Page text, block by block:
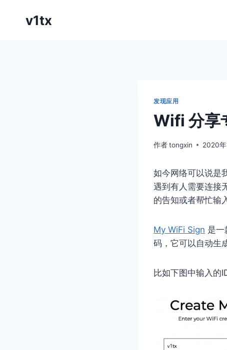
v1tx
发现应用
Wifi 分享
作者tongxin 2020年
如今网络可以说是
遇到有人需要连接
的告知或者帮忙输
My WiFi Sign 是一
码，它可以自动生
比如下图中输入的